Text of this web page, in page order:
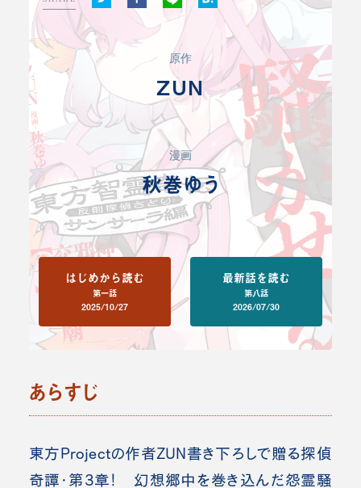
原作
ZUN
漫画
秋巻ゆう
はじめから読む
第一話
2025/10/27
最新話を読む
第八話
2026/07/30
あらすじ
東方Projectの作者ZUN書き下ろしで贈る探偵
奇譚・第3章！ 幻想郷中を巻き込んだ怨霊騒